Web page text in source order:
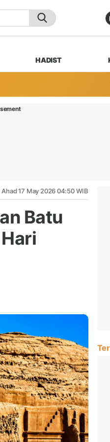
HADIST
Ahad 17 May 2026 04:50 WIB
Batu